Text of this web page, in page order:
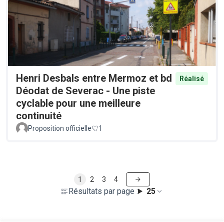
Henri Desbals entre Mermoz et bd
Déodat de Severac - Une piste
cyclable pour une meilleure
continuité
Réalisé
Proposition officielle 1
Résultats par page : 25
1 2 3 4